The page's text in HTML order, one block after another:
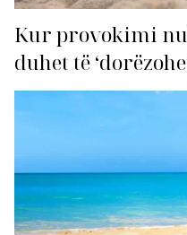
Kur provokimi
duhet të